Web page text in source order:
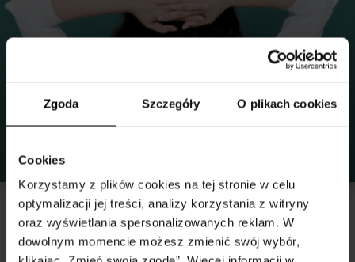
Zgoda Szczegóły O plikach cookies
Cookies
Korzystamy z plików cookies na tej stronie w celu
optymalizacji jej treści, analizy korzystania z witryny
oraz wyświetlania spersonalizowanych reklam. W
dowolnym momencie możesz zmienić swój wybór,
Elektroniczny Obieg Dokumentów
29 września 2022